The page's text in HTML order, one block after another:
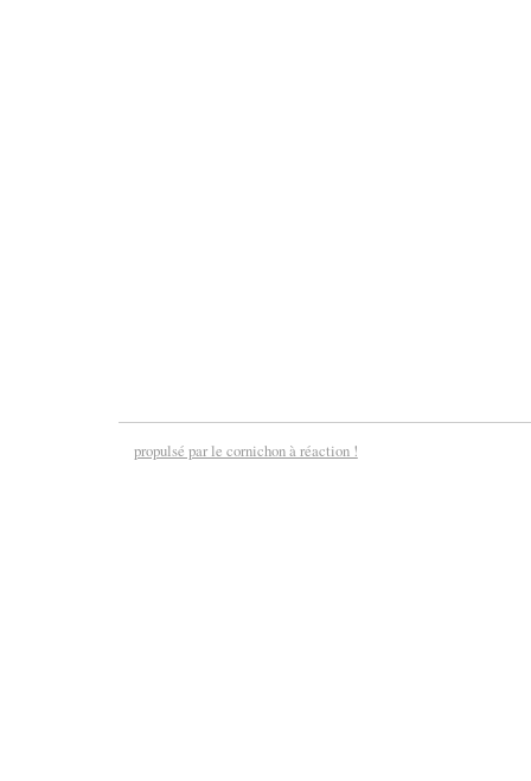
propulsé par le cornichon à réaction !